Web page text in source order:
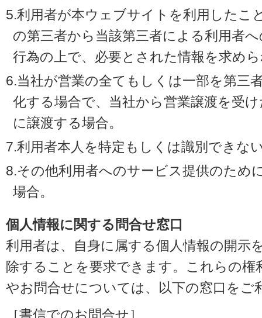
5.利用者が本ウェブサイトを利用したこ
の第三者から当該第三者による利用者
行為の上で、必要とされた情報を求め
6.当社が営業の全てもしくは一部を第三
化する場合で、当社から営業譲渡を受
に譲渡する場合。
7.利用者本人を特定もしくは識別できな
8.その他利用者へのサービス提供のため
場合。
個人情報に関する問合せ窓口
利用者は、自身に属する個人情報の開示
除することを要求できます。これらの権
やお問合せについては、以下の窓口をご
［書信でのお問合せ］